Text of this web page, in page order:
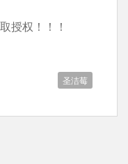
授权！！！
圣洁莓